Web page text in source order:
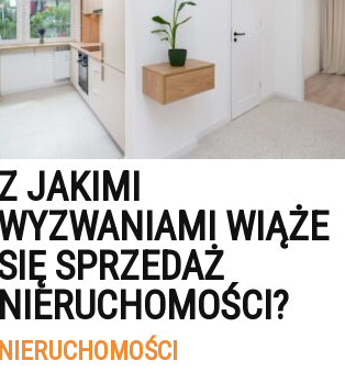
Z JAKIMI
WIĄŻE
SPRZEDAŻ
NIERUCHOMOŚCI?
NIERUCHOMOŚCI